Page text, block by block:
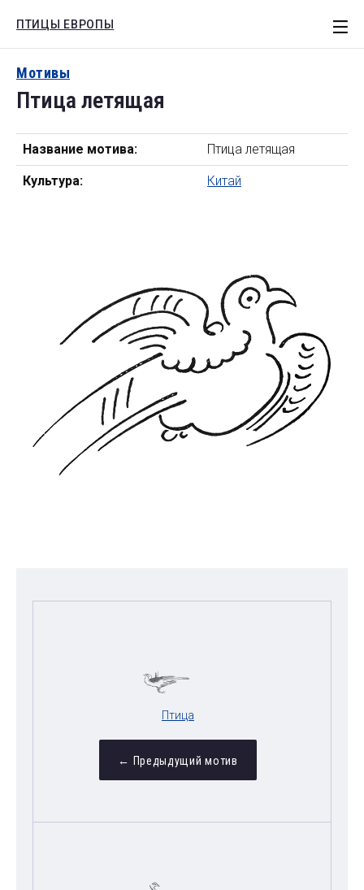
ПТИЦЫ ЕВРОПЫ
Мотивы
Птица летящая
Название мотива: Птица летящая
Культура: Китай
Птица
← Предыдущий мотив